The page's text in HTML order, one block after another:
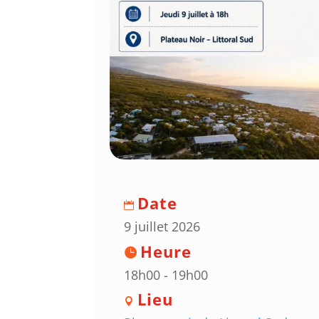
Date
9 juillet 2026
Heure
18h00 - 19h00
Lieu